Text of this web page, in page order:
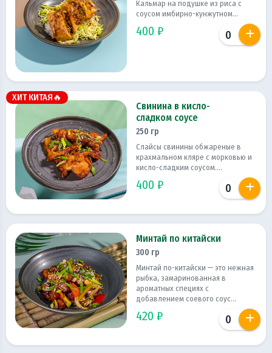
Кальмар на подушке из риса с
соусом имбирно-кунжутном...
400 ₽
ХИТ КИТАЯ🔥
Свинина в кисло-
сладком соусе
250 гр
Слайсы свинины обжареные в
крахмальном кляре с морковью и
кисло-сладким соусом....
400 ₽
Минтай по китайски
300 гр
Минтай по-китайски — это нежная
рыбка, замаринованная в
ароматных специях с
добавлением соевого соус...
420 ₽